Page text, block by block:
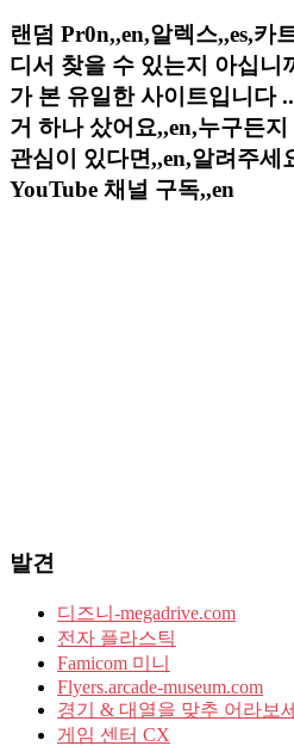
랜덤 Pr0n,,en,알렉스,,es,카
디서 찾을 수 있는지 아십니
가 본 유일한 사이트입니다
거 하나 샀어요,,en,누구든
관심이 있다면,,en,알려주세
YouTube 채널 구독,,en
발견
디즈니-megadrive.com
전자 플라스틱
Famicom 미니
Flyers.arcade-museum.com
경기 & 대열을 맞추 어라보
게임 센터 CX